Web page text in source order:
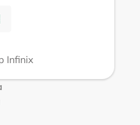
Infinix